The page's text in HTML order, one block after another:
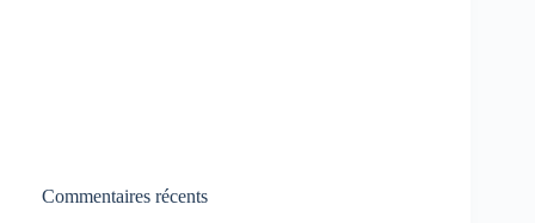
Commentaires récents